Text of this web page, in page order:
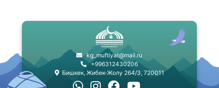
kg_muftiyat@mail.ru
+996312430206
Бишкек, Жибек-Жолу 264/3, 720011